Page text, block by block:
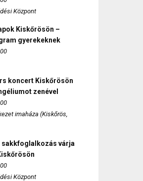
Központ
Kiskőrösön –
gyerekeknek
koncert Kiskőrösön
zenével
imaháza (Kiskőrös,
sakkfoglalkozás várja
Központ